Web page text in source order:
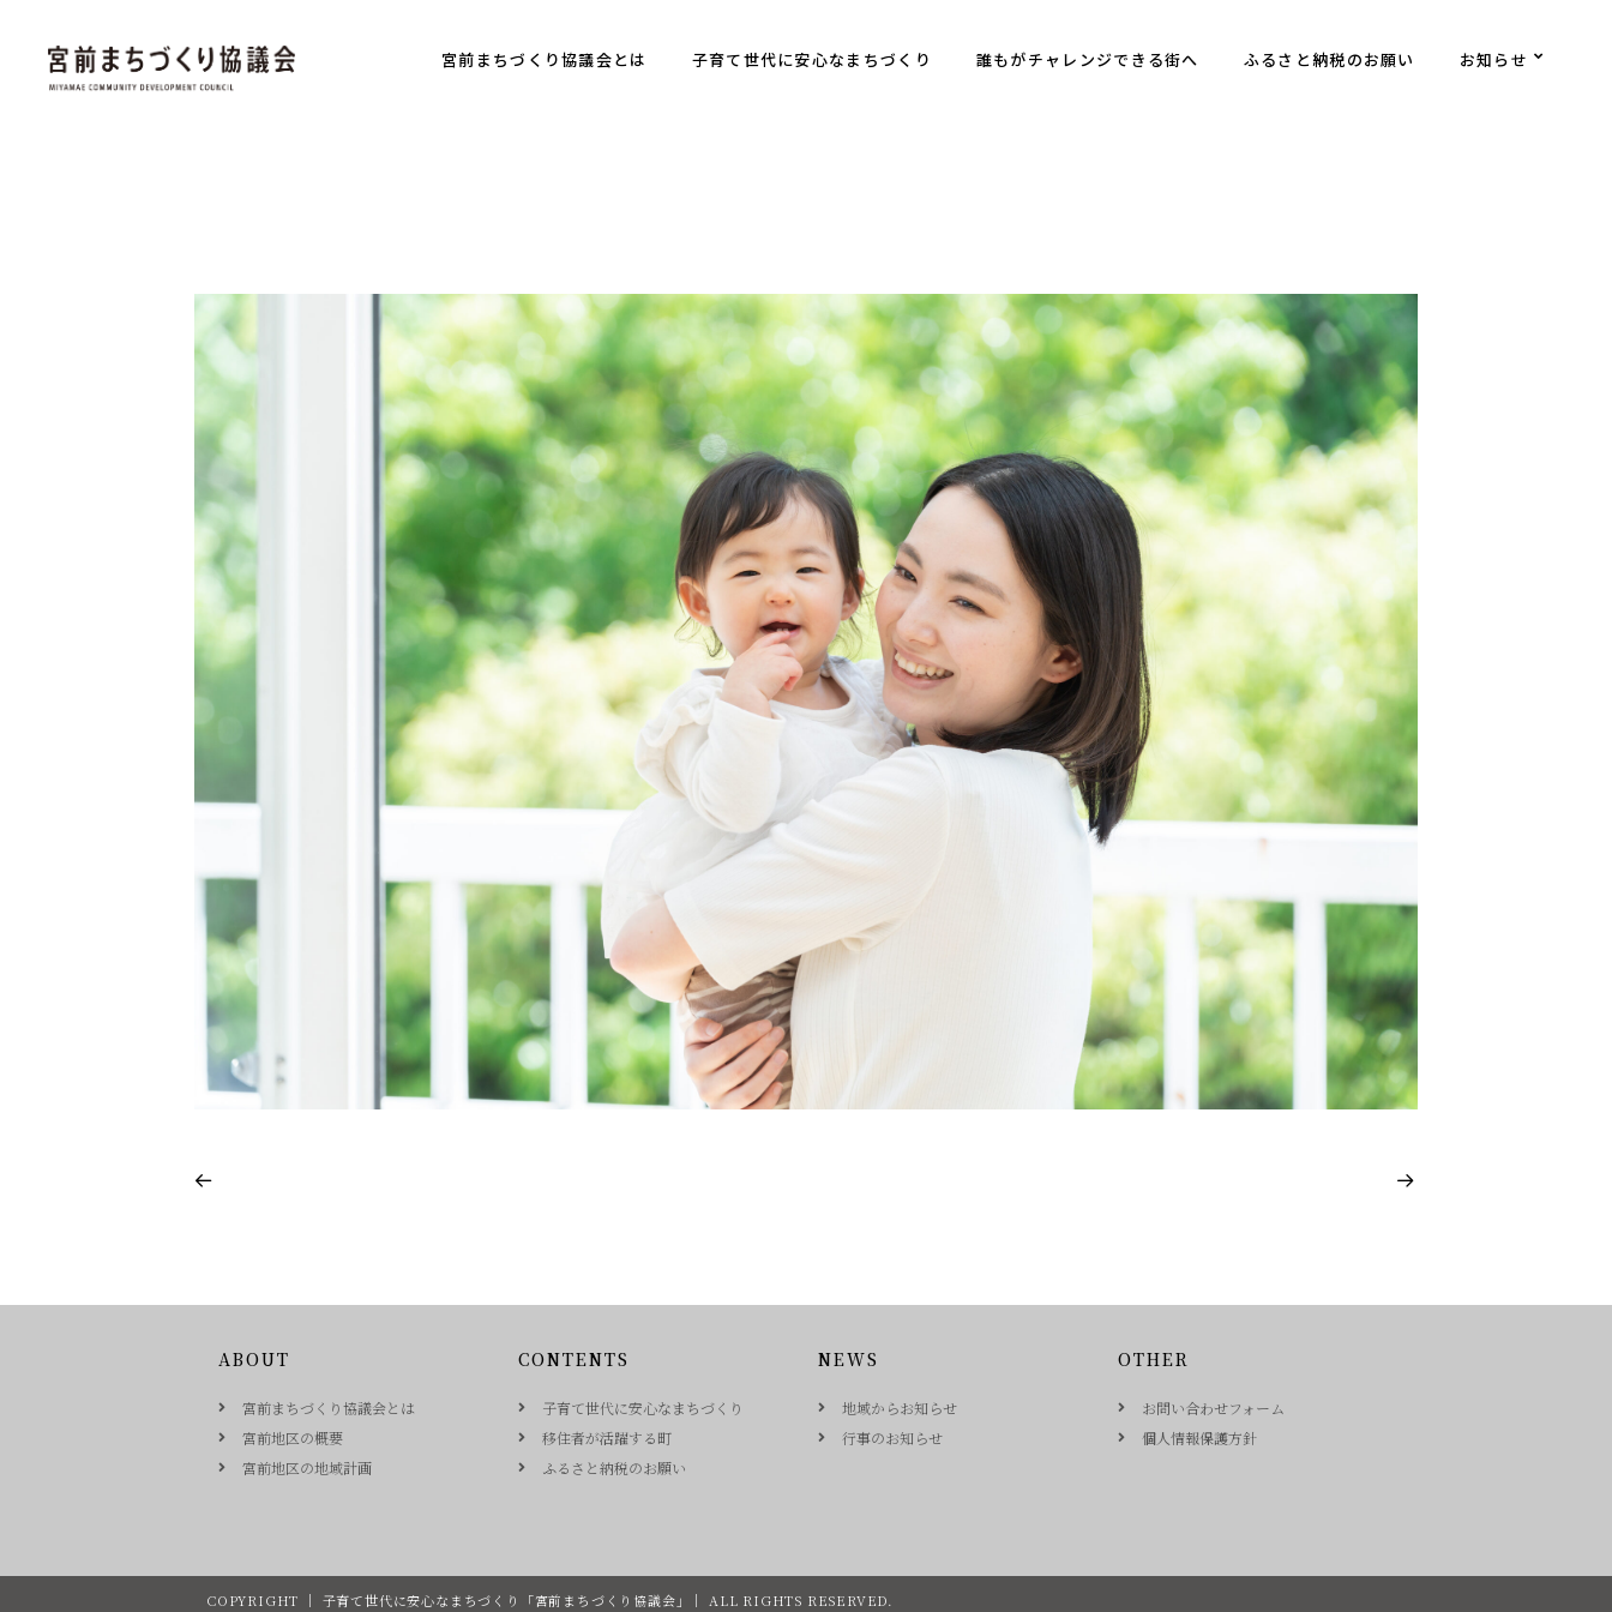
宮前まちづくり協議会とは 子育て世代に安心なまちづくり 誰もがチャレンジできる街へ ふるさと納税のお願い お知らせ
ABOUT
宮前まちづくり協議会とは
宮前地区の概要
宮前地区の地域計画
CONTENTS
子育て世代に安心なまちづくり
移住者が活躍する町
ふるさと納税のお願い
NEWS
地域からお知らせ
行事のお知らせ
OTHER
お問い合わせフォーム
個人情報保護方針
COPYRIGHT ｜ 子育て世代に安心なまちづくり「宮前まちづくり協議会」｜ ALL RIGHTS RESERVED.